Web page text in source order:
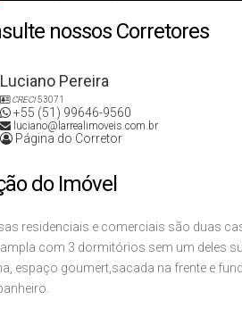
nossos Corretores
Luciano Pereira
CRECI53071
+55 (51) 99646-9560
luciano@larrealimoveis.com.br
Página do Corretor
do Imóvel
residenciais e comerciais são duas
com 3 dormitórios sem um deles
espaço goumert,sacada na frente e